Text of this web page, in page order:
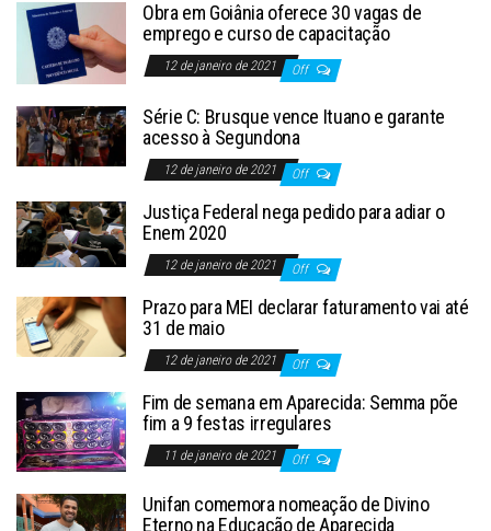
Obra em Goiânia oferece 30 vagas de
emprego e curso de capacitação
12 de janeiro de 2021 Off
Série C: Brusque vence Ituano e garante
acesso à Segundona
12 de janeiro de 2021 Off
Justiça Federal nega pedido para adiar o
Enem 2020
12 de janeiro de 2021 Off
Prazo para MEI declarar faturamento vai até
31 de maio
12 de janeiro de 2021 Off
Fim de semana em Aparecida: Semma põe
fim a 9 festas irregulares
11 de janeiro de 2021 Off
Unifan comemora nomeação de Divino
Eterno na Educação de Aparecida